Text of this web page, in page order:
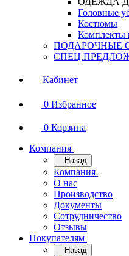
Головные
Костюмы
Комплекты
ПОДАРОЧНЫЕ
Кабинет
0 Избранное
0 Корзина
Компания
Назад
Компания
О нас
Производство
Документы
Сотрудничество
Отзывы
Покупателям
Назад